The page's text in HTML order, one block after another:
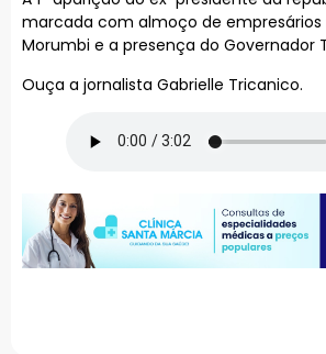
marcada com almoço de empresários
Morumbi e a presença do Governador
Ouça a jornalista Gabrielle Tricanico.